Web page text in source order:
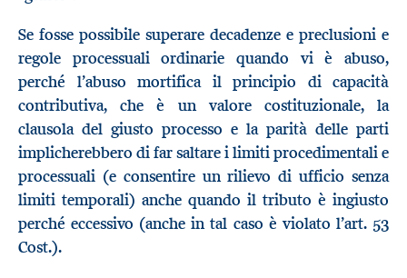
Se fosse possibile superare decadenze e preclusioni e
regole processuali ordinarie quando vi è abuso,
perché l’abuso mortifica il principio di capacità
contributiva, che è un valore costituzionale, la
clausola del giusto processo e la parità delle parti
implicherebbero di far saltare i limiti procedimentali e
processuali (e consentire un rilievo di ufficio senza
limiti temporali) anche quando il tributo è ingiusto
perché eccessivo (anche in tal caso è violato l’art. 53
Cost.).